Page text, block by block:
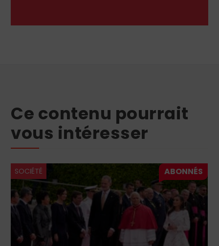
Ce contenu pourrait
vous intéresser
SOCIÉTÉ